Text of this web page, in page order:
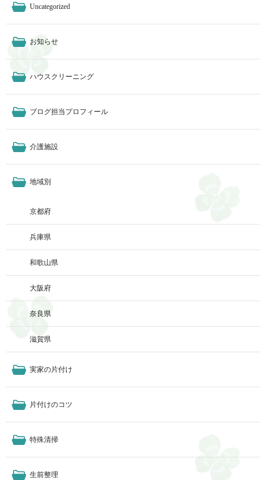
Uncategorized
お知らせ
ハウスクリーニング
ブログ担当プロフィール
介護施設
地域別
京都府
兵庫県
和歌山県
大阪府
奈良県
滋賀県
実家の片付け
片付けのコツ
特殊清掃
生前整理